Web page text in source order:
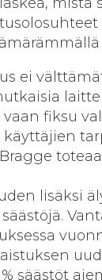
ei
fiksu
lisäksi
säästöt